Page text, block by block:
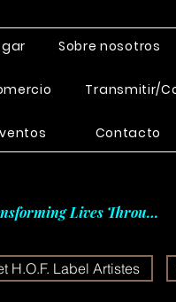
Sobre nosotros
Transmitir/
Contacto
Lives Through
H.O.F. Label Artistes